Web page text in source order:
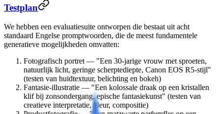
Testplan
We hebben een evaluatiesuite ontworpen die bestaat uit acht
standaard Engelse promptwoorden, die de meest fundamentele
generatieve mogelijkheden omvatten:
Fotografisch portret — "Een 30-jarige vrouw met sproeten,
natuurlijk licht, geringe scherptediepte, Canon EOS R5-stijl"
(testen van huidtextuur, belichting en bokeh)
Fantasie-illustratie — "Een kolossale draak op een kristallen
klif bij zonsondergang, epische fantasiekunst" (testen van
creatieve interpretatie, kleur, compositie)